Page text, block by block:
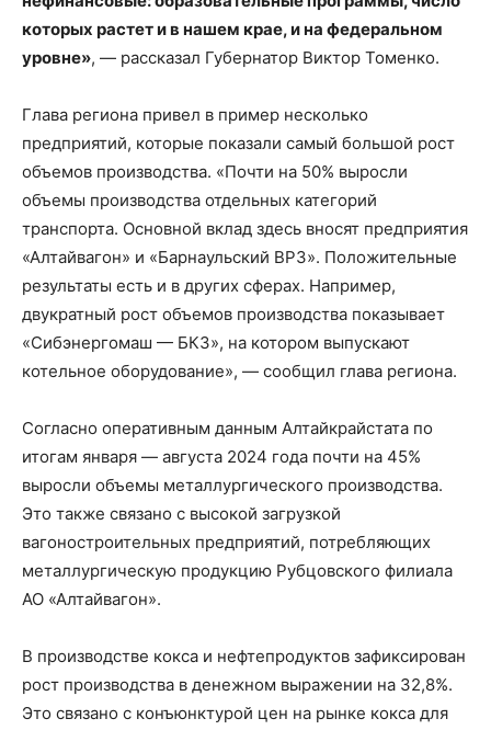
которых растет и в нашем крае, и на федеральном
уровне», — рассказал Губернатор Виктор Томенко.
Глава региона привел в пример несколько
предприятий, которые показали самый большой рост
объемов производства. «Почти на 50% выросли
объемы производства отдельных категорий
транспорта. Основной вклад здесь вносят предприятия
«Алтайвагон» и «Барнаульский ВРЗ». Положительные
результаты есть и в других сферах. Например,
двукратный рост объемов производства показывает
«Сибэнергомаш — БКЗ», на котором выпускают
котельное оборудование», — сообщил глава региона.
Согласно оперативным данным Алтайкрайстата по
итогам января — августа 2024 года почти на 45%
выросли объемы металлургического производства.
Это также связано с высокой загрузкой
вагоностроительных предприятий, потребляющих
металлургическую продукцию Рубцовского филиала
АО «Алтайвагон».
В производстве кокса и нефтепродуктов зафиксирован
рост производства в денежном выражении на 32,8%.
Это связано с конъюнктурой цен на рынке кокса для